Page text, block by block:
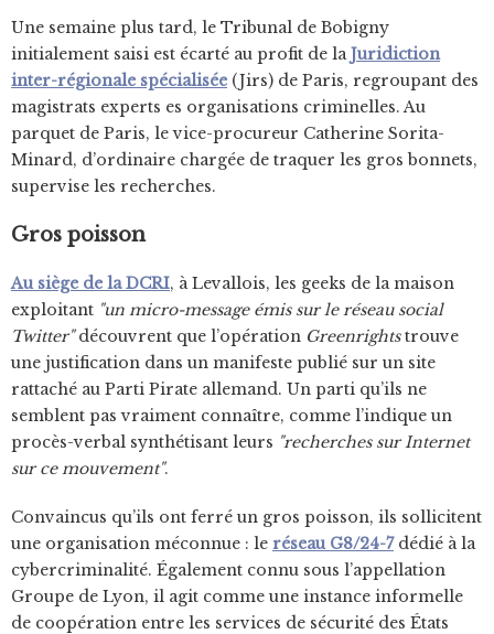
Une semaine plus tard, le Tribunal de Bobigny
initialement saisi est écarté au profit de laJuridiction
inter-régionale spécialisée (Jirs) de Paris, regroupant des
magistrats experts es organisations criminelles. Au
parquet de Paris, le vice-procureur Catherine Sorita-
Minard, d’ordinaire chargée de traquer les gros bonnets,
supervise les recherches.
Gros poisson
Au siège de la DCRI, à Levallois, les geeks de la maison
exploitant "un micro-message émis sur le réseau social
Twitter"découvrent que l’opération Greenrightstrouve
une justification dans un manifeste publié sur un site
rattaché au Parti Pirate allemand. Un parti qu’ils ne
semblent pas vraiment connaître, comme l’indique un
procès-verbal synthétisant leurs "recherches sur Internet
sur ce mouvement".
Convaincus qu’ils ont ferré un gros poisson, ils sollicitent
une organisation méconnue : le réseau G8/24-7dédié à la
cybercriminalité. Également connu sous l’appellation
Groupe de Lyon, il agit comme une instance informelle
de coopération entre les services de sécurité des États